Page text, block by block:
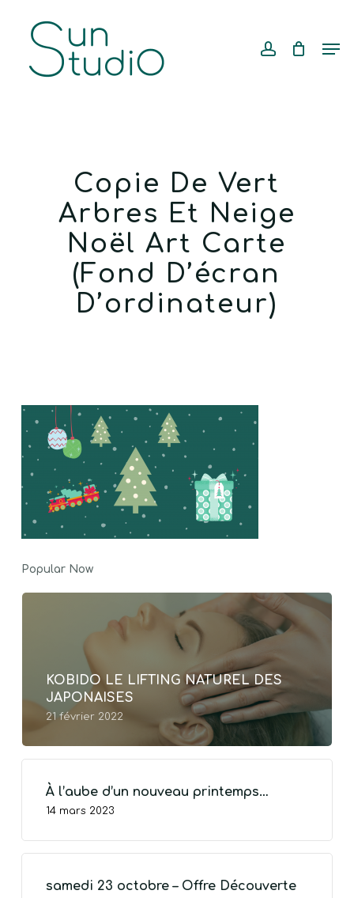
content
Cart
CART
VOTRE PANIER EST VIDE.
Copie De Vert
Arbres Et Neige
Noël Art Carte
(Fond D’écran
D’ordinateur)
Popular Now
KOBIDO LE LIFTING NATUREL DES
JAPONAISES
21 février 2022
À l’aube d’un nouveau printemps…
14 mars 2023
samedi 23 octobre – Offre Découverte